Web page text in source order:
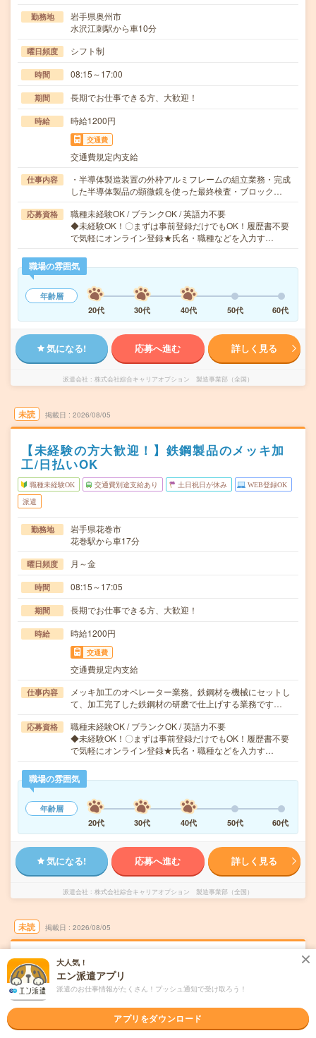
勤務地
岩手県奥州市
水沢江刺駅から車10分
曜日頻度 シフト制
時間 08:15～17:00
期間 長期でお仕事できる方、大歓迎！
時給 時給1200円
交通費
交通費規定内支給
仕事内容
・半導体製造装置の外枠アルミフレームの組立業務・完成
した半導体製品の顕微鏡を使った最終検査・ブロック…
応募資格
職種未経験OK / ブランクOK / 英語力不要
◆未経験OK！〇まずは事前登録だけでもOK！履歴書不要
で気軽にオンライン登録★氏名・職種などを入力す…
職場の雰囲気
年齢層
20代
30代 40代 50代 60代
気になる! 応募へ進む 詳しく見る
派遣会社 株式会社綜合キャリアオプション 製造事業部（全国）
未読 掲載日 2026/08/05
【未経験の方大歓迎！】鉄鋼製品のメッキ加
工/日払いOK
職種未経験OK 交通費別途支給あり 土日祝日が休み WEB登録OK
派遣
勤務地
岩手県花巻市
花巻駅から車17分
曜日頻度 月～金
時間 08:15～17:05
期間 長期でお仕事できる方、大歓迎！
時給 時給1200円
交通費
交通費規定内支給
仕事内容
メッキ加工のオペレーター業務。鉄鋼材を機械にセットし
て、加工完了した鉄鋼材の研磨で仕上げする業務です…
応募資格
職種未経験OK / ブランクOK / 英語力不要
◆未経験OK！〇まずは事前登録だけでもOK！履歴書不要
で気軽にオンライン登録★氏名・職種などを入力す…
職場の雰囲気
年齢層
20代
30代 40代 50代 60代
気になる! 応募へ進む 詳しく見る
派遣会社 株式会社綜合キャリアオプション 製造事業部（全国）
未読 掲載日 2026/08/05
【未経験スタート大歓迎！】半導体装置の部
品交換・清掃・点検・運搬/日払いOK
岩手県北上市
大人気！
エン派遣アプリ
派遣のお仕事情報がたくさん！プッシュ通知で受け取ろう！
アプリをダウンロード